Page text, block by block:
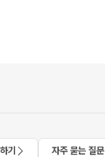
기 자주 묻는 질문